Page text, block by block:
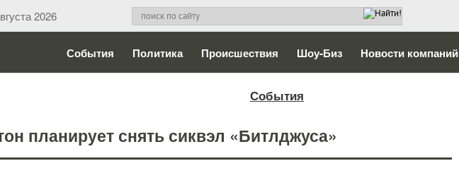
2026
События Политика Происшествия Шоу-Биз Новости компаний
События
планирует снять сиквэл «Битлджуса»